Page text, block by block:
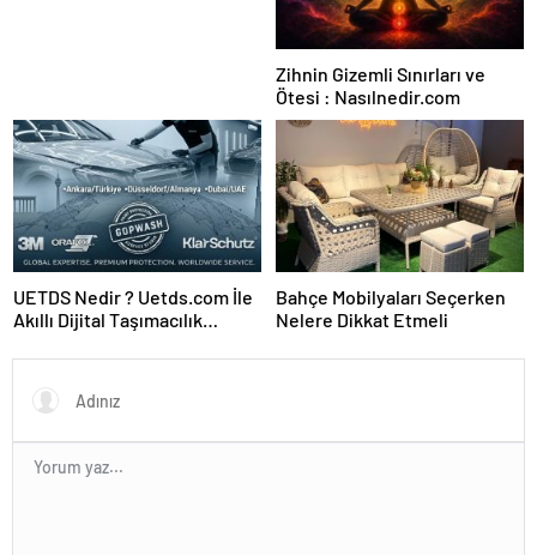
Zihnin Gizemli Sınırları ve
Ötesi : Nasılnedir.com
UETDS Nedir ? Uetds.com İle
Akıllı Dijital Taşımacılık
Bahçe Mobilyaları Seçerken
Nelere Dikkat Etmeli